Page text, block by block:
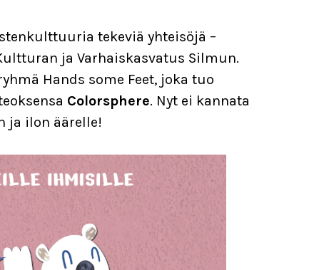
tekeviä yhteisöjä –
ja Varhaiskasvatus Silmun.
Hands some Feet, joka tuo
Colorsphere. Nyt ei kannata
ja ilon äärelle!